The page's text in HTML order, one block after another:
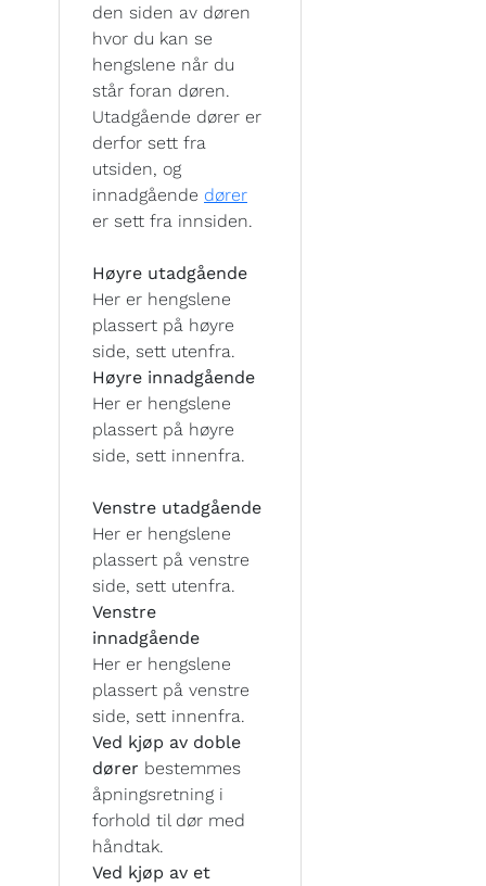
den siden av døren
hvor du kan se
hengslene når du
står foran døren.
Utadgående dører er
derfor sett fra
utsiden, og
innadgående dører
er sett fra innsiden.
Høyre utadgående
Her er hengslene
plassert på høyre
side, sett utenfra.
Høyre innadgående
Her er hengslene
plassert på høyre
side, sett innenfra.
Venstre utadgående
Her er hengslene
plassert på venstre
side, sett utenfra.
Venstre
innadgående
Her er hengslene
plassert på venstre
side, sett innenfra.
Ved kjøp av doble
dører bestemmes
åpningsretning i
forhold til dør med
håndtak.
Ved kjøp av et